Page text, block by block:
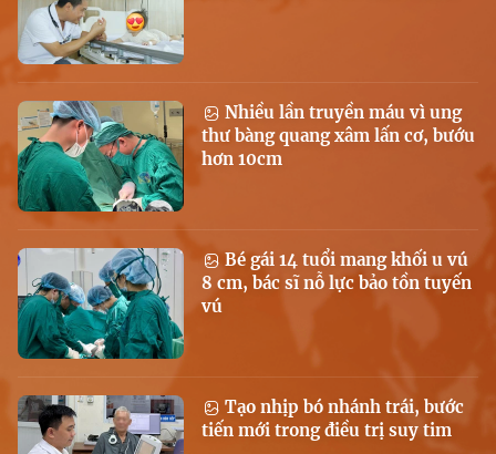
Nhiều lần truyền máu vì ung
thư bàng quang xâm lấn cơ, bướu
hơn 10cm
Bé gái 14 tuổi mang khối u vú
8 cm, bác sĩ nỗ lực bảo tồn tuyến
vú
Tạo nhịp bó nhánh trái, bước
tiến mới trong điều trị suy tim